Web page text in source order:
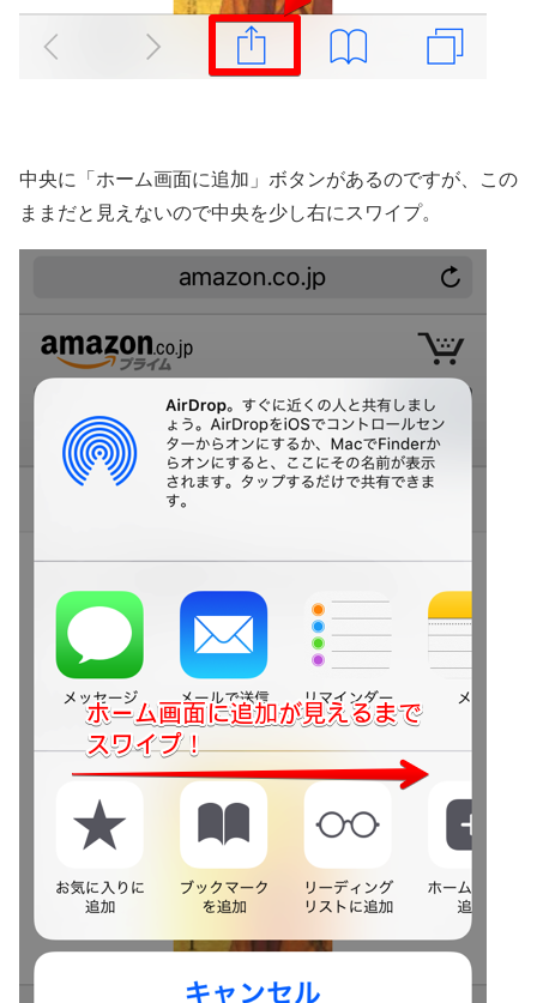
中央に「ホーム画面に追加」ボタンがあるのですが、この
ままだと見えないので中央を少し右にスワイプ。